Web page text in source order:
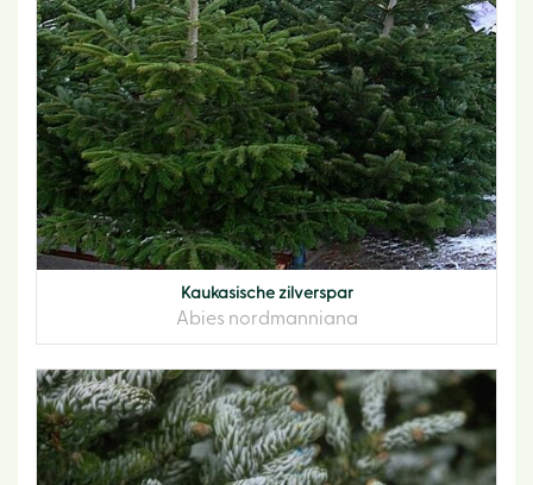
Kaukasische zilverspar
Abies nordmanniana